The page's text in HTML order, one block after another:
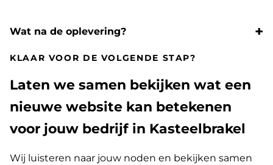
Wat na de oplevering?
KLAAR VOOR DE VOLGENDE STAP?
Laten we samen bekijken wat een
nieuwe website kan betekenen
voor jouw bedrijf in Kasteelbrakel
Wij luisteren naar jouw noden en bekijken samen